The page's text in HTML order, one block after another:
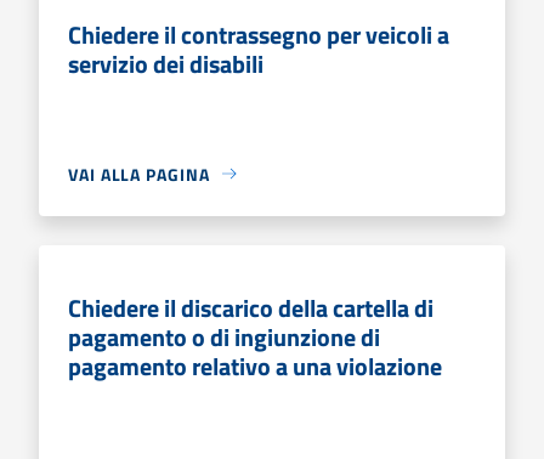
Chiedere il contrassegno per veicoli a
servizio dei disabili
VAI ALLA PAGINA
Chiedere il discarico della cartella di
pagamento o di ingiunzione di
pagamento relativo a una violazione